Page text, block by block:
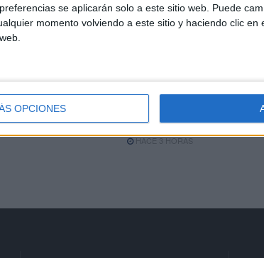
se aplicarán solo a este sitio web. Puede
momento volviendo a este sitio y haciendo clic en
OPCIONES
HACE 2 HORAS
normalidad tras la crisis
fronteriza
HACE 3 HORAS